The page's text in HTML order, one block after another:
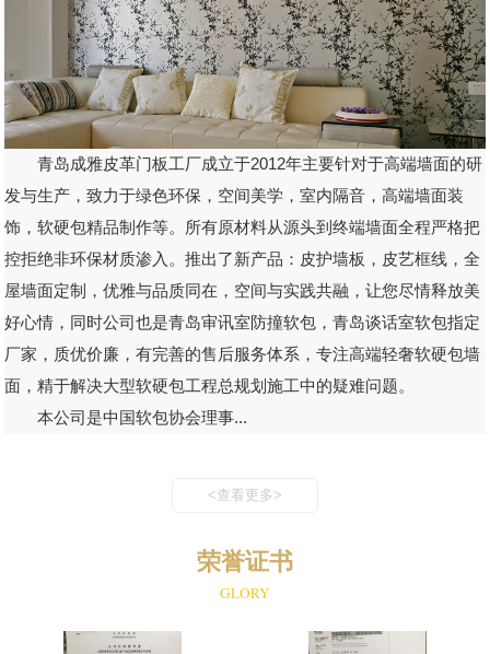
青岛成雅皮革门板工厂成立于2012年主要针对于高端墙面的研
发与生产，致力于绿色环保，空间美学，室内隔音，高端墙面装
饰，软硬包精品制作等。所有原材料从源头到终端墙面全程严格把
控拒绝非环保材质渗入。推出了新产品：皮护墙板，皮艺框线，全
屋墙面定制，优雅与品质同在，空间与实践共融，让您尽情释放美
好心情，同时公司也是青岛审讯室防撞软包，青岛谈话室软包指定
厂家，质优价廉，有完善的售后服务体系，专注高端轻奢软硬包墙
面，精于解决大型软硬包工程总规划施工中的疑难问题。
本公司是中国软包协会理事...
<查看更多>
荣誉证书
GLORY